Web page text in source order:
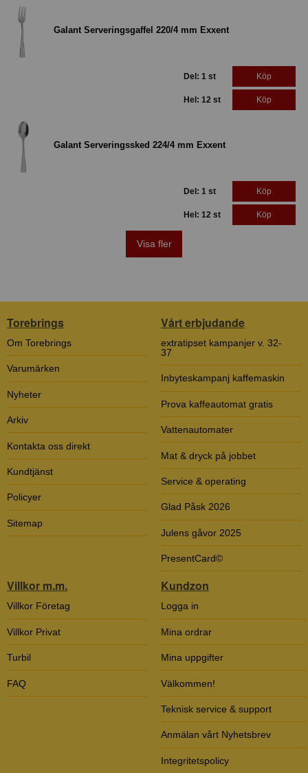
Galant Serveringsgaffel 220/4 mm Exxent
Del: 1 st Köp
Hel: 12 st Köp
Galant Serveringssked 224/4 mm Exxent
Del: 1 st Köp
Hel: 12 st Köp
Visa fler
Torebrings
Om Torebrings
Varumärken
Nyheter
Arkiv
Kontakta oss direkt
Kundtjänst
Policyer
Sitemap
Vårt erbjudande
extratipset kampanjer v. 32-
37
Inbyteskampanj kaffemaskin
Prova kaffeautomat gratis
Vattenautomater
Mat & dryck på jobbet
Service & operating
Glad Påsk 2026
Julens gåvor 2025
PresentCard©
Villkor m.m.
Villkor Företag
Villkor Privat
Turbil
FAQ
Kundzon
Logga in
Mina ordrar
Mina uppgifter
Välkommen!
Teknisk service & support
Anmälan vårt Nyhetsbrev
Integritetspolicy